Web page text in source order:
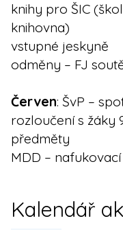
knihy pro ŠIC
knihovna)
vstupné jeskyně
odměny – FJ
Červen: ŠvP –
rozloučení s žáky
předměty
MDD –
Kalendář